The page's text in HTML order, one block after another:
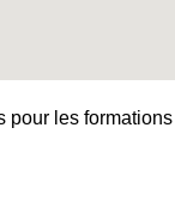
pour les